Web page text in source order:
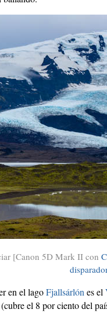
[Canon 5D Mark II con
en el lagoFjallsárlón es el
el 8 por ciento del